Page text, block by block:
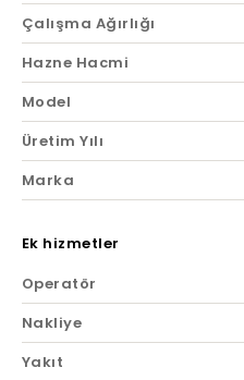
Çalışma Ağırlığı
Hazne Hacmi
Model
Üretim Yılı
Marka
Ek hizmetler
Operatör
Nakliye
Yakıt